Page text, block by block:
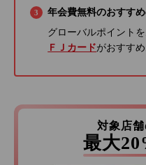
年会費無料のおすす
グローバルポイント
ＦＪカードがおすすめ
対象店
最大